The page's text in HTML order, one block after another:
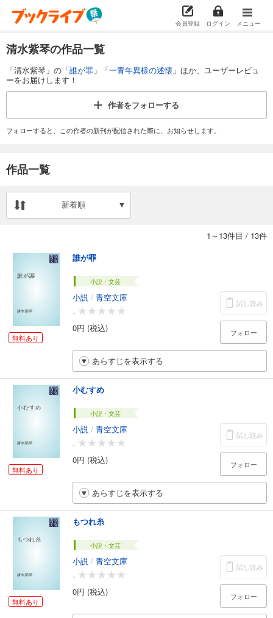
会員登録 ログイン メニュー
清水紫琴の作品一覧
「清水紫琴」の「誰が罪 」「一青年異様の述懐 」ほか、ユーザーレビュ
ーをお届けします！
作者をフォローする
フォローすると、この作者の新刊が配信された際に、お知らせします。
作品一覧
新着順
1～13件目 / 13件
無料あり
誰が罪
小説・文芸
小説 / 青空文庫
-
0円 (税込)
試し読み
フォロー
あらすじを表示する
無料あり
小むすめ
小説・文芸
小説 / 青空文庫
-
0円 (税込)
試し読み
フォロー
あらすじを表示する
無料あり
もつれ糸
小説・文芸
小説 / 青空文庫
-
0円 (税込)
試し読み
フォロー